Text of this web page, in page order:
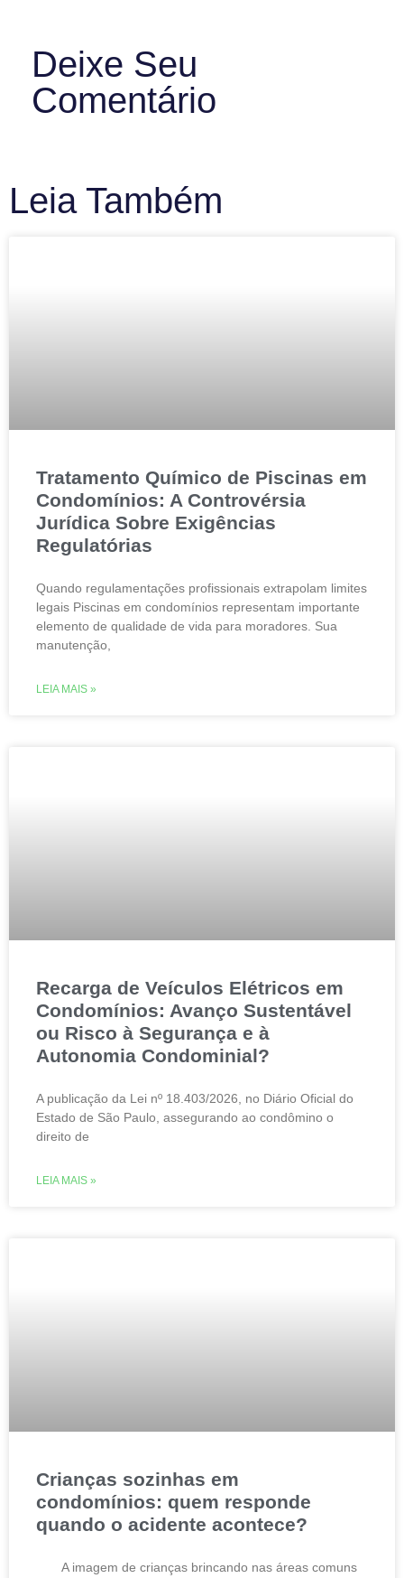
Deixe Seu
Comentário
Leia Também
Tratamento Químico de Piscinas em
Condomínios: A Controvérsia
Jurídica Sobre Exigências
Regulatórias
Quando regulamentações profissionais extrapolam limites
legais Piscinas em condomínios representam importante
elemento de qualidade de vida para moradores. Sua
manutenção,
LEIA MAIS »
Recarga de Veículos Elétricos em
Condomínios: Avanço Sustentável
ou Risco à Segurança e à
Autonomia Condominial?
A publicação da Lei nº 18.403/2026, no Diário Oficial do
Estado de São Paulo, assegurando ao condômino o
direito de
LEIA MAIS »
Crianças sozinhas em
condomínios: quem responde
quando o acidente acontece?
A imagem de crianças brincando nas áreas comuns